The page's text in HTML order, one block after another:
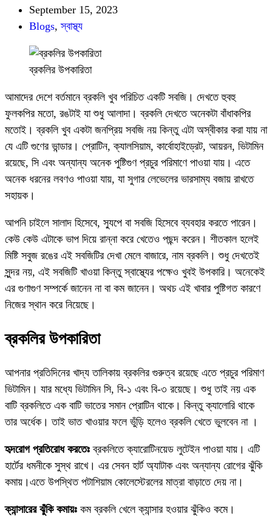
September 15, 2023
Blogs,স্বাস্থ্য
ব্রকলির উপকারিতা
আমাদের দেশে বর্তমানে ব্রকলি খুব পরিচিত একটি সবজি। দেখতে হুবহু
ফুলকপির মতো, রঙটাই যা শুধু আলাদা। ব্রকলি দেখতে অনেকটা বাঁধাকপির
মতোই। ব্রকলি খুব একটা জনপ্রিয় সবজি নয় কিন্তু এটা অস্বীকার করা যায় না
যে এটি গুণের ভান্ডার। প্রোটিন, ক্যালসিয়াম, কার্বোহাইড্রেট, আয়রন, ভিটামিন
রয়েছে, সি এবং অন্যান্য অনেক পুষ্টিগুণ প্রচুর পরিমাণে পাওয়া যায়। এতে
অনেক ধরনের লবণও পাওয়া যায়, যা সুগার লেভেলের ভারসাম্য বজায় রাখতে
সহায়ক।
আপনি চাইলে সালাদ হিসেবে, স্যুপে বা সবজি হিসেবে ব্যবহার করতে পারেন।
কেউ কেউ এটাকে ভাপ দিয়ে রান্না করে খেতেও পছন্দ করেন। শীতকাল হলেই
মিষ্টি সবুজ রঙের এই সবজিটির দেখা মেলে বাজারে, নাম ব্রকলি। শুধু দেখতেই
সুন্দর নয়, এই সবজিটি খাওয়া কিন্তু স্বাস্থ্যের পক্ষেও খুবই উপকারি। অনেকেই
এর গুণাগুণ সম্পর্কে জানেন না বা কম জানেন। অথচ এই খাবার পুষ্টিগত কারণে
নিজের স্থান করে নিয়েছে।
ব্রকলির উপকারিতা
আপনার প্রতিদিনের খাদ্য তালিকায় ব্রকলির গুরুত্ব রয়েছে এতে প্রচুর পরিমাণ
ভিটামিন। যার মধ্যে ভিটামিন সি, বি-১ এবং বি-৩ রয়েছে। শুধু তাই নয় এক
বাটি ব্রকলিতে এক বাটি ভাতের সমান প্রোটিন থাকে। কিন্তু ক্যালোরি থাকে
তার অর্ধেক। তাই ভাত খাওয়ার ফলে ভুঁড়ি হলেও ব্রকলি খেতে ভুলবেন না ।
হৃদরোগ প্রতিরোধ করতেঃ ব্রকলিতে ক্যারোটিনয়েড লুটেইন পাওয়া যায়। এটি
হার্টের ধমনীকে সুস্থ রাখে। এর সেবন হার্ট অ্যাটাক এবং অন্যান্য রোগের ঝুঁকি
কমায়।এতে উপস্থিত পটাশিয়াম কোলেস্টেরলের মাত্রা বাড়াতে দেয় না।
ক্যান্সারের ঝুঁকি কমায়ঃ কম ব্রকলি খেলে ক্যান্সার হওয়ার ঝুঁকিও কমে।